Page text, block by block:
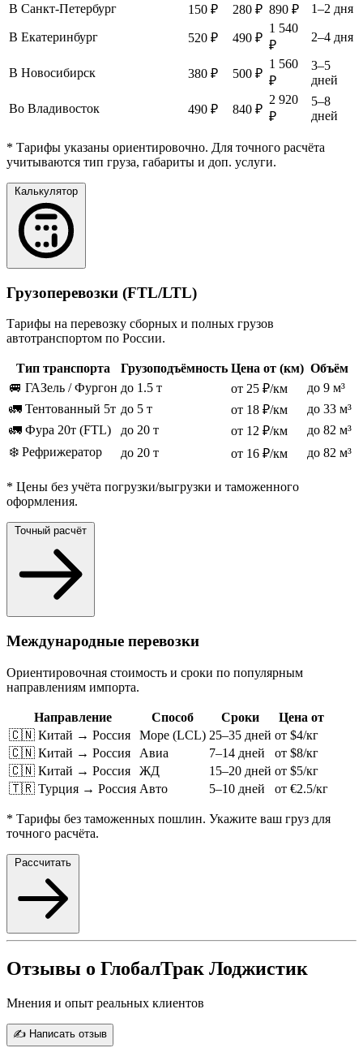
В Санкт-Петербург
150 ₽ 280 ₽ 890 ₽ 1–2 дня
В Екатеринбург 520 ₽ 490 ₽
1 540
₽
2–4 дня
В Новосибирск 380 ₽ 500 ₽
1 560
₽
3–5
дней
Во Владивосток 490 ₽ 840 ₽
2 920
₽
5–8
дней
* Тарифы указаны ориентировочно. Для точного расчёта
учитываются тип груза, габариты и доп. услуги.
Калькулятор
Грузоперевозки (FTL/LTL)
Тарифы на перевозку сборных и полных грузов
автотранспортом по России.
Тип транспорта Грузоподъёмность Цена от (км) Объём
🚐 ГАЗель / Фургон до 1.5 т от 25 ₽/км
до 9 м³
🚛 Тентованный 5т до 5 т от 18 ₽/км
до 33 м³
🚛 Фура 20т (FTL)
до 20 т от 12 ₽/км
до 82 м³
❄️ Рефрижератор
до 20 т от 16 ₽/км до 82 м³
* Цены без учёта погрузки/выгрузки и таможенного
оформления.
Точный расчёт
Международные перевозки
Ориентировочная стоимость и сроки по популярным
направлениям импорта.
Направление Способ Сроки
Цена от
🇨🇳 Китай → Россия
Море (LCL) 25–35 дней от $4/кг
🇨🇳 Китай → Россия
Авиа 7–14 дней
от $8/кг
🇨🇳 Китай → Россия
ЖД 15–20 дней от $5/кг
🇹🇷 Турция → Россия Авто 5–10 дней от €2.5/кг
* Тарифы без таможенных пошлин. Укажите ваш груз для
точного расчёта.
Рассчитать
Отзывы о ГлобалТрак Лоджистик
Мнения и опыт реальных клиентов
✍️ Написать отзыв